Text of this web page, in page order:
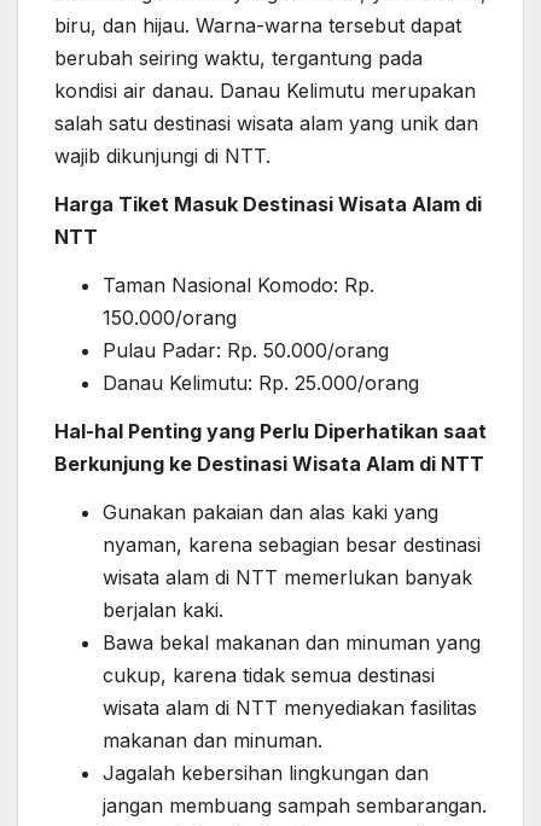
biru, dan hijau. Warna-warna tersebut dapat
berubah seiring waktu, tergantung pada
kondisi air danau. Danau Kelimutu merupakan
salah satu destinasi wisata alam yang unik dan
wajib dikunjungi di NTT.
Harga Tiket Masuk Destinasi Wisata Alam di
NTT
Taman Nasional Komodo: Rp.
150.000/orang
Pulau Padar: Rp. 50.000/orang
Danau Kelimutu: Rp. 25.000/orang
Hal-hal Penting yang Perlu Diperhatikan saat
Berkunjung ke Destinasi Wisata Alam di NTT
Gunakan pakaian dan alas kaki yang
nyaman, karena sebagian besar destinasi
wisata alam di NTT memerlukan banyak
berjalan kaki.
Bawa bekal makanan dan minuman yang
cukup, karena tidak semua destinasi
wisata alam di NTT menyediakan fasilitas
makanan dan minuman.
Jagalah kebersihan lingkungan dan
jangan membuang sampah sembarangan.